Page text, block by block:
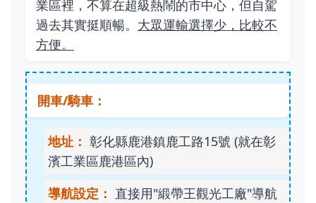
業區裡，不算在超級熱鬧的市中心，但自駕
過去其實挺順暢。 大眾運輸選擇少，比較不
方便。
開車/騎車：
地址： 彰化縣鹿港鎮鹿工路15號 (就在彰
濱工業區鹿港區內)
導航設定： 直接用"緞帶王觀光工廠"導航